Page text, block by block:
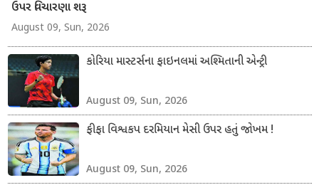
ઉપર વિચારણા શરૂ
August 09, Sun, 2026
કોરિયા માસ્ટર્સના ફાઇનલમાં અશ્મિતાની એન્ટ્રી
August 09, Sun, 2026
ફીફા વિશ્વકપ દરમિયાન મેસી ઉપર હતું જોખમ !
August 09, Sun, 2026